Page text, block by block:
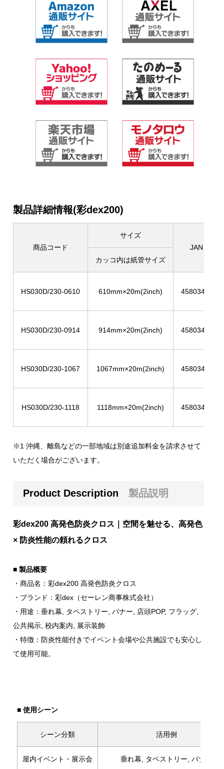
製品詳細情報(彩dex200)
商品コード
サイズ
JANコード
カッコ内は紙管サイズ
HS030D/230-0610 610mm×20m(2inch)
HS030D/230-0914 914mm×20m(2inch)
HS030D/230-1067 1067mm×20m(2inch)
HS030D/230-1118 1118mm×20m(2inch)
※1 沖縄、離島などの一部地域は別途追加料金を請求させて
いただく場合がございます。
Product Description 製品説明
彩dex200 高発色防炎クロス｜空間を魅せる、高発色
× 防炎性能の頼れるクロス
■ 製品概要
・商品名：彩dex200 高発色防炎クロス
・ブランド：彩dex（セーレン商事株式会社）
・用途：垂れ幕, タペストリー, バナー, 店頭POP, フラッグ,
公共掲示, 校内案内, 展示装飾
・特徴：防炎性能付きでイベント会場や公共施設でも安心し
て使用可能。
■ 使用シーン
シーン分類 活用例
屋内イベント・展示会 垂れ幕, タペストリー, バナー